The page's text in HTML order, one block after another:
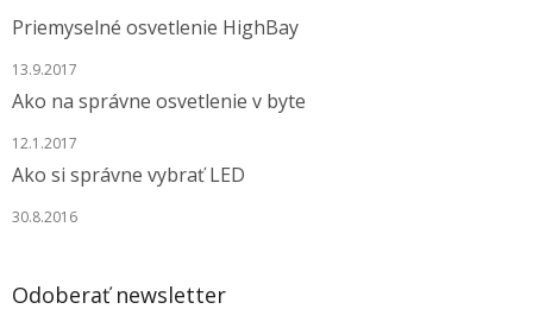
Priemyselné osvetlenie HighBay
13.9.2017
Ako na správne osvetlenie v byte
12.1.2017
Ako si správne vybrať LED
30.8.2016
Odoberať newsletter